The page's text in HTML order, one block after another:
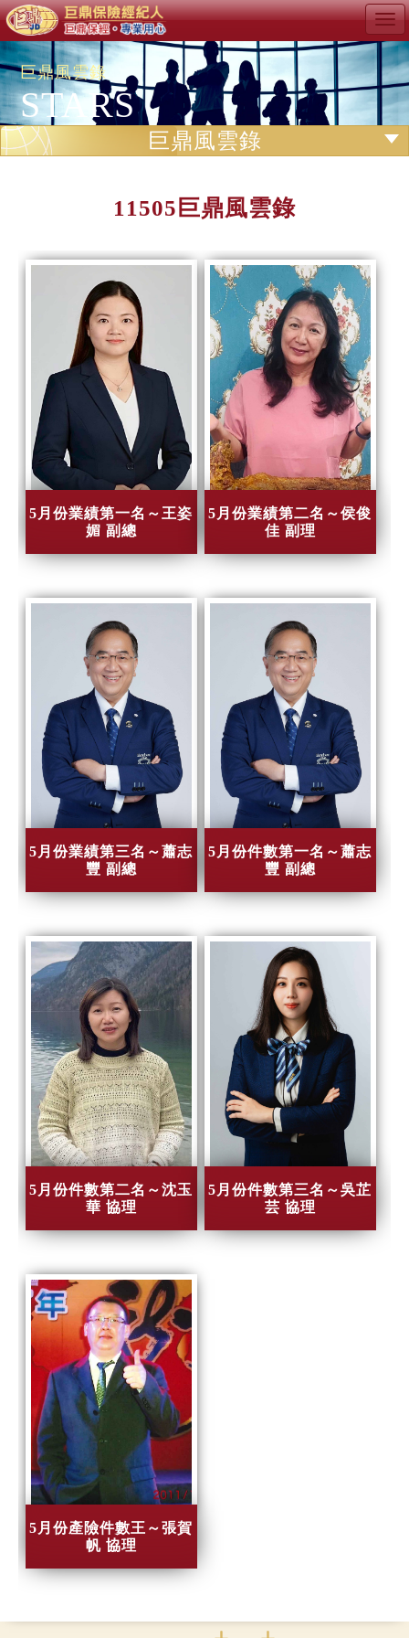
巨鼎風雲錄
STARS
巨鼎風雲錄
11505巨鼎風雲錄
5月份業績第一名～王姿
媚 副總
5月份業績第二名～侯俊
佳 副理
5月份業績第三名～蕭志
豐 副總
5月份件數第一名～蕭志
豐 副總
5月份件數第二名～沈玉
華 協理
5月份件數第三名～吳芷
芸 協理
5月份產險件數王～張賀
帆 協理